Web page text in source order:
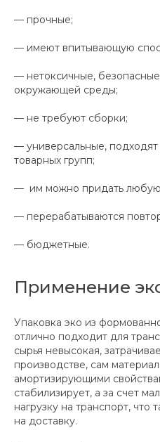
— прочные;
— имеют впитывающую
— нетоксичные,
окружающей среды;
— не требуют сборки;
— универсальные,
товарных групп;
— им можно придать любую
— перерабатываются
— бюджетные.
Применение
Упаковка эко из
отлично подходит для
сырья невысокая,
производстве, сам
амортизирующими
стабилизирует, а за счет
нагрузку на транспорт, что
на доставку.